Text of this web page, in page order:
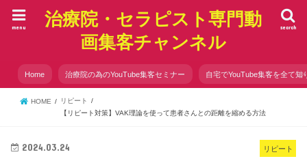
治療院・セラピスト専門動
画集客チャンネル
search
menu
Home 治療院の為のYouTube集客セミナー 自宅でYouTube集客を全て知
HOME
リピート
【リピート対策】VAK理論を使って患者さんとの距離を縮める方法
リピート
2024.03.24